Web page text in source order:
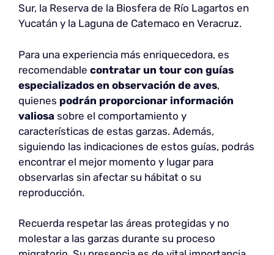
Sur, la Reserva de la Biosfera de Río Lagartos en
Yucatán y la Laguna de Catemaco en Veracruz.
Para una experiencia más enriquecedora, es
recomendable contratar un tour con guías
especializados en observación de aves,
quienes podrán proporcionar información
valiosa sobre el comportamiento y
características de estas garzas. Además,
siguiendo las indicaciones de estos guías, podrás
encontrar el mejor momento y lugar para
observarlas sin afectar su hábitat o su
reproducción.
Recuerda respetar las áreas protegidas y no
molestar a las garzas durante su proceso